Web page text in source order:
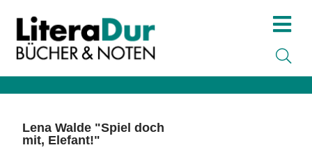
Lena Walde "Spiel doch
mit, Elefant!"